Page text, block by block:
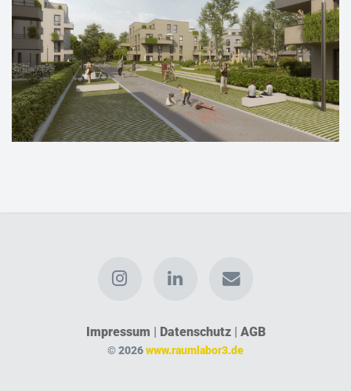
Impressum | Datenschutz| AGB
© 2026www.raumlabor3.de